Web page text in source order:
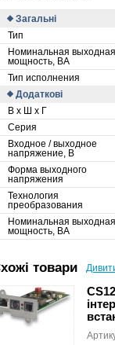
Загальні
Тип
Номинальная выходная
мощность, ВА
Тип исполнения
Додаткові
В х Ш х Г
Серия
Входное / выходное
напряжение, В
Форма выходного
напряжения
Технология
преобразования
Номинальная выходная
мощность, ВА
товари